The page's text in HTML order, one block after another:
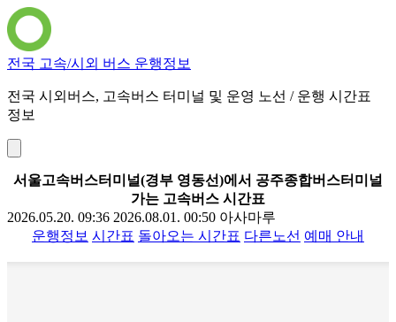
전국 고속/시외 버스 운행정보
전국 시외버스, 고속버스 터미널 및 운영 노선 / 운행 시간표
정보
서울고속버스터미널(경부 영동선)에서 공주종합버스터미널
가는 고속버스 시간표
2026.05.20. 09:36 2026.08.01. 00:50 아사마루
운행정보 시간표 돌아오는 시간표 다른노선 예매 안내